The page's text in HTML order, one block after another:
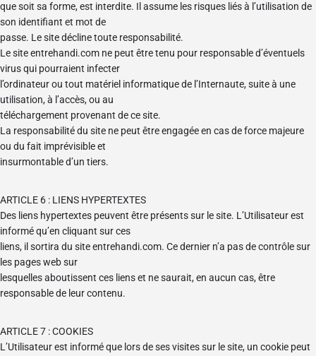
que soit sa forme, est interdite. Il assume les risques liés à l’utilisation de
son identifiant et mot de
passe. Le site décline toute responsabilité.
Le site entrehandi.com ne peut être tenu pour responsable d’éventuels
virus qui pourraient infecter
l’ordinateur ou tout matériel informatique de l’Internaute, suite à une
utilisation, à l’accès, ou au
téléchargement provenant de ce site.
La responsabilité du site ne peut être engagée en cas de force majeure
ou du fait imprévisible et
insurmontable d’un tiers.
ARTICLE 6 : LIENS HYPERTEXTES
Des liens hypertextes peuvent être présents sur le site. L’Utilisateur est
informé qu’en cliquant sur ces
liens, il sortira du site entrehandi.com. Ce dernier n’a pas de contrôle sur
les pages web sur
lesquelles aboutissent ces liens et ne saurait, en aucun cas, être
responsable de leur contenu.
ARTICLE 7 : COOKIES
L’Utilisateur est informé que lors de ses visites sur le site, un cookie peut